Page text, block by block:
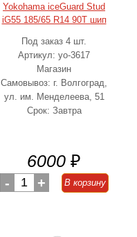
Yokohama iceGuard Stud
iG55 185/65 R14 90T шип
Под заказ 4 шт.
Артикул: yo-3617
Магазин
Самовывоз: г. Волгоград,
ул. им. Менделеева, 51
Срок: Завтра
6000 ₽
- 1 + В корзину